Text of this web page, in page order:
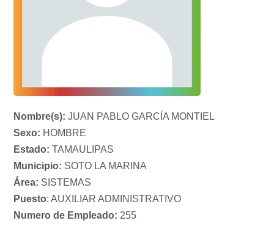
Nombre(s): JUAN PABLO GARCÍA MONTIEL
Sexo: HOMBRE
Estado: TAMAULIPAS
Municipio: SOTO LA MARINA
Área: SISTEMAS
Puesto: AUXILIAR ADMINISTRATIVO
Numero de Empleado: 255